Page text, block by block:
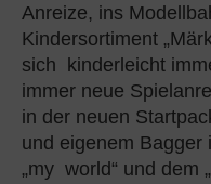
Anreize, ins
Kindersortiment
sich kinderleicht
immer neue
in der neuen
und eigenem Bagger
„my world“ und dem